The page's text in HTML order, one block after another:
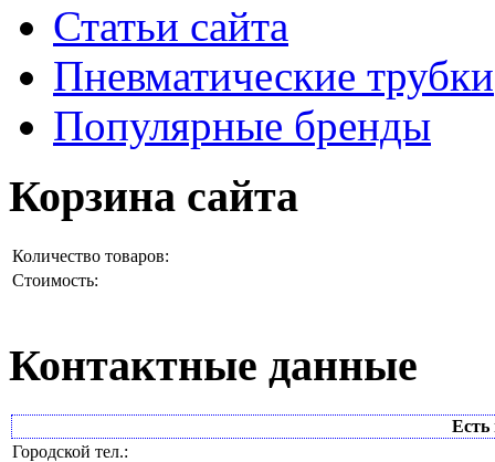
Статьи сайта
Пневматические трубки
Популярные бренды
Корзина сайта
Количество товаров:
Стоимость:
Контактные данные
Есть
Городской тел.: